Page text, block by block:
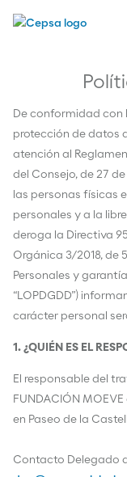
ESPAÑOL
De conformidad con
protección de datos
atención al
del Consejo, de 27
las personas físicas
personales y a la
deroga la Directiva
Orgánica 3/2018, de
Personales y
“LOPDGDD”)
carácter personal
1. ¿QUIÉN ES EL
El responsable del
FUNDACIÓN
en Paseo de la
Contacto Delegado